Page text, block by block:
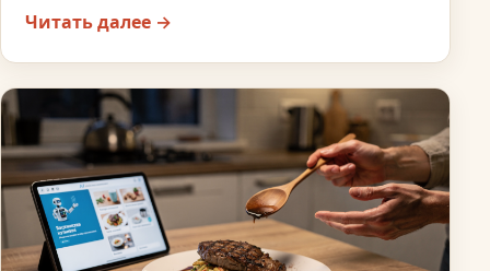
Читать далее →